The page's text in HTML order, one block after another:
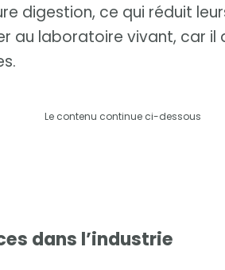
digestion, ce qui réduit
au laboratoire vivant, car il
Le contenu continue ci-dessous
dans l’industrie